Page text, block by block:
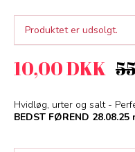
Produktet er udsolgt.
10,00 DKK
Hvidløg, urter og salt -
BEDST FØREND